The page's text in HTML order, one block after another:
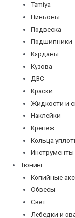
Tamiya
Пиньоны
Подвеска
Подшипники
Карданы
Кузова
ДВС
Краски
Жидкости и
Наклейки
Крепеж
Кольца
Инструменты
Тюнинг
Копийные
Обвесы
Свет
Лебедки и